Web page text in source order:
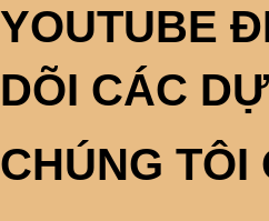
YOUTUBE
DÕI CÁC
CHÚNG